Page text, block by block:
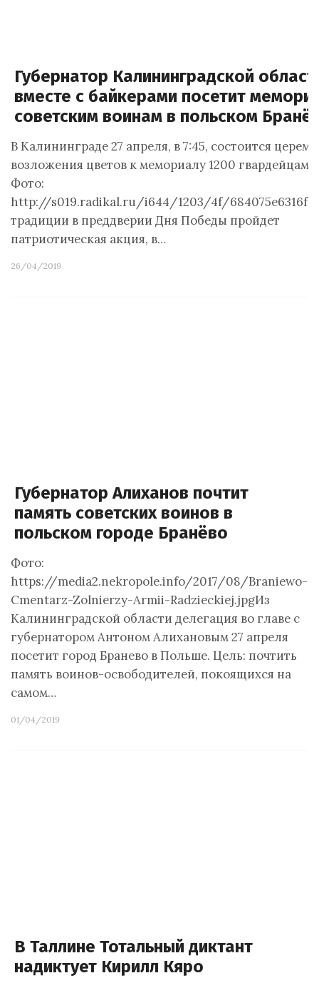
Губернатор Калининградской
вместе с байкерами посетит
советским воинам в польском
В Калининграде 27 апреля, в 7:45, состоится
возложения цветов к мемориалу 1200 гвардейцам.
Фото:
http://s019.radikal.ru/i644/1203/4f/
традиции в преддверии Дня Победы пройдет
патриотическая акция, в…
26/04/2019
Губернатор Алиханов почтит
память советских воинов в
польском городе Бранёво
Фото:
https://media2.nekropole.info/2017/08/Braniewo-
Cmentarz-Zolnierzy-Armii-Radzieckiej.jpgИз
Калининградской области делегация во главе с
губернатором Антоном Алихановым 27 апреля
посетит город Бранево в Польше. Цель: почтить
память воинов-освободителей, покоящихся на
самом…
01/04/2019
В Таллине Тотальный диктант
надиктует Кирилл Кяро